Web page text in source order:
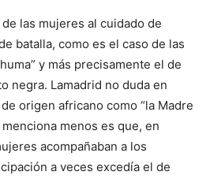
las mujeres al cuidado de
batalla, como es el caso de las
y más precisamente el de
negra. Lamadrid no duda en
origen africano como “la Madre
menos es que, en
acompañaban a los
a veces excedía el de